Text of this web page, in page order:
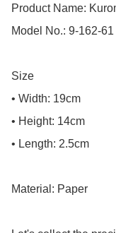
Product Name:
Model No.: 9-162-61
Size
• Width: 19cm
• Height: 14cm
• Length: 2.5cm
Material: Paper